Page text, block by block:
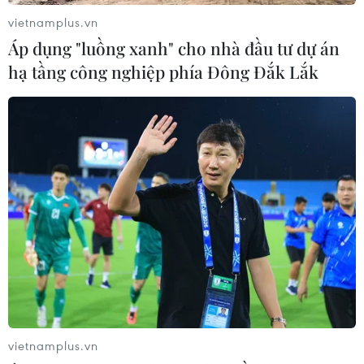
Futsal Việt Nam bất bại sau
trận hòa khó tin trước chủ
nhà Thái Lan
06/08/2026 02:38
Toàn cảnh ASEAN Cup:
Thái Lan "thắng như chẻ
tre", thách thức tuyển Việt
Nam
05/08/2026 07:15
vietnamplus.vn
Áp dụng "luồng xanh" cho nhà đầu tư dự án
hạ tầng công nghiệp phía Đông Đắk Lắk
vietnamplus.vn